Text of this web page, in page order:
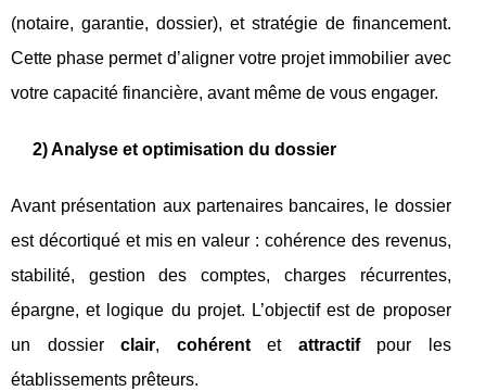
(notaire, garantie, dossier), et stratégie de financement.
Cette phase permet d’aligner votre projet immobilier avec
votre capacité financière, avant même de vous engager.
2) Analyse et optimisation du dossier
Avant présentation aux partenaires bancaires, le dossier
est décortiqué et mis en valeur : cohérence des revenus,
stabilité, gestion des comptes, charges récurrentes,
épargne, et logique du projet. L’objectif est de proposer
un dossierclair, cohérentet attractifpour les
établissements prêteurs.